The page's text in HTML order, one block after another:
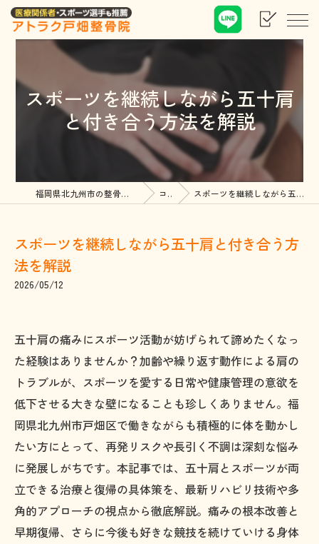
スポーツを継続しながら五十肩
と付き合う方法を解説
福岡県北九州市の整骨院ならアトラク戸畑整骨院 コラム スポーツを継続しながら五十肩と付き合う方法を解説
スポーツを継続しながら五十肩と付き合う方
法を解説
2026/05/12
五十肩の痛みにスポーツ活動が妨げられて諦めたくなっ
た経験はありませんか？加齢や繰り返す動作による肩の
トラブルが、スポーツを愛する日常や健康管理の意欲を
低下させる大きな壁になることも珍しくありません。福
岡県北九州市戸畑区で働きながらも積極的に体を動かし
たい方にとって、再発リスクや長引く不調は深刻な悩み
に発展しがちです。本記事では、五十肩とスポーツが両
立できる治療と復帰の具体策を、最新リハビリ技術や多
角的アプローチの視点から徹底解説。痛みの根本改善と
早期復帰、さらに今後も好きな競技を続けていける身体